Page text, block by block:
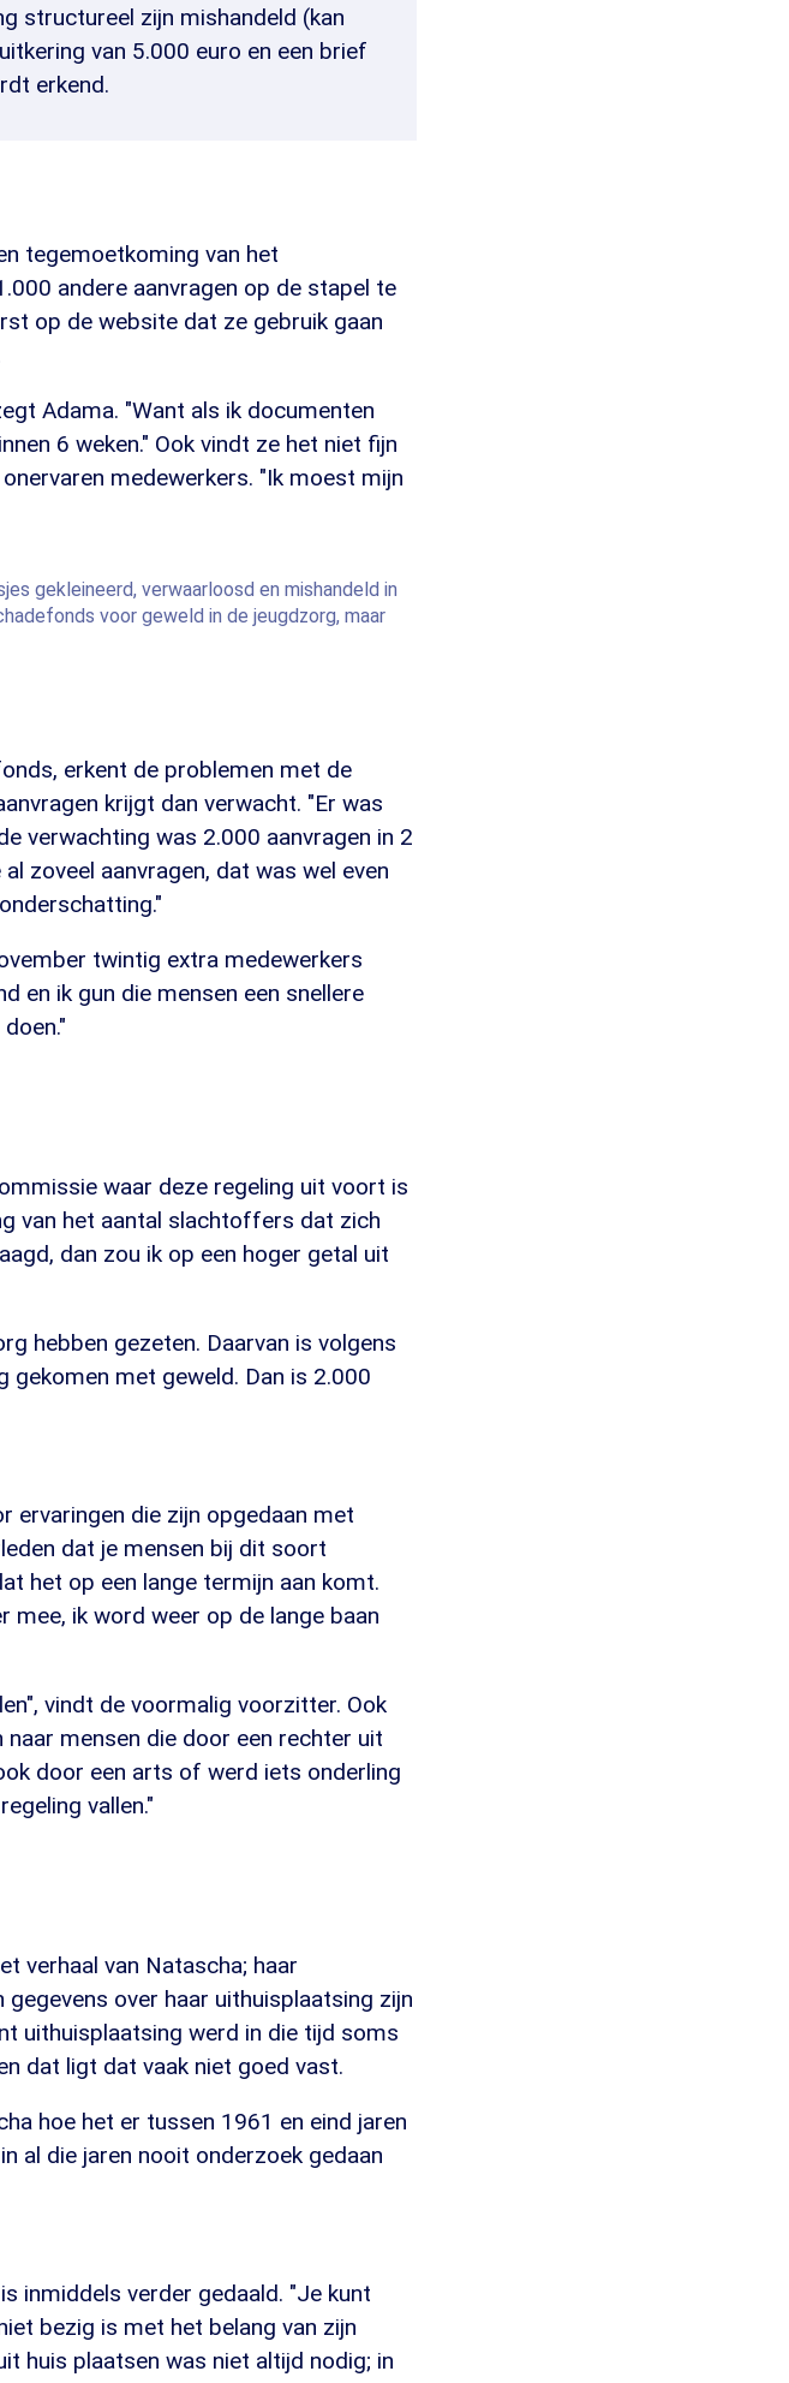
structureel zijn mishandeld (kan
van 5.000 euro en een brief
erkend.
tegemoetkoming van het
andere aanvragen op de stapel te
op de website dat ze gebruik gaan
Adama. "Want als ik documenten
6 weken." Ook vindt ze het niet fijn
medewerkers. "Ik moest mijn
gekleineerd, verwaarloosd en mishandeld in
voor geweld in de jeugdzorg, maar
erkent de problemen met de
krijgt dan verwacht. "Er was
verwachting was 2.000 aanvragen in 2
zoveel aanvragen, dat was wel even
twintig extra medewerkers
en ik gun die mensen een snellere
waar deze regeling uit voort is
van het aantal slachtoffers dat zich
dan zou ik op een hoger getal uit
hebben gezeten. Daarvan is volgens
met geweld. Dan is 2.000
ervaringen die zijn opgedaan met
dat je mensen bij dit soort
het op een lange termijn aan komt.
mee, ik word weer op de lange baan
vindt de voormalig voorzitter. Ook
mensen die door een rechter uit
door een arts of werd iets onderling
vallen."
verhaal van Natascha; haar
over haar uithuisplaatsing zijn
uithuisplaatsing werd in die tijd soms
dat ligt dat vaak niet goed vast.
hoe het er tussen 1961 en eind jaren
al die jaren nooit onderzoek gedaan
inmiddels verder gedaald. "Je kunt
bezig is met het belang van zijn
huis plaatsen was niet altijd nodig; in